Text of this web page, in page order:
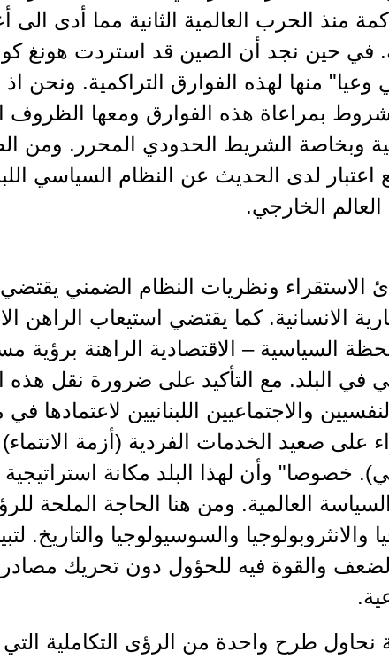
منذ الحرب العالمية الثانية مما أدى
في حين نجد أن الصين قد استردت هونغ كونغ
وعيا" منها لهذه الفوارق التراكمية. ونحن
بمراعاة هذه الفوارق ومعها
وبخاصة الشريط الحدودي المحرر. ومن
اعتبار لدى الحديث عن النظام السياسي
الخارجي.
الاستقراء ونظريات النظام الضمني يقتضي
الانسانية. كما يقتضي استيعاب الراهن
السياسية – الاقتصادية الراهنة برؤية
في البلد. مع التأكيد على ضرورة نقل هذه
والاجتماعيين اللبنانيين لاعتمادها
على صعيد الخدمات الفردية (أزمة
خصوصا" وأن لهذا البلد مكانة
العالمية. ومن هنا الحاجة الملحة
والانثروبولوجيا والسوسيولوجيا والتاريخ.
والقوة فيه للحؤول دون تحريك مصادر
طرح واحدة من الرؤى التكاملية التي